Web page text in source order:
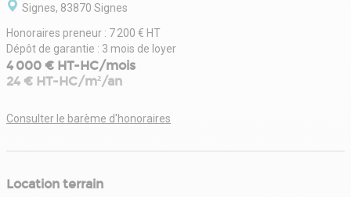
Signes, 83870 Signes
Honoraires preneur : 7 200 € HT
Dépôt de garantie : 3 mois de loyer
4 000 € HT-HC/mois
24 € HT-HC/m²/an
Consulter le barème d'honoraires
Location terrain